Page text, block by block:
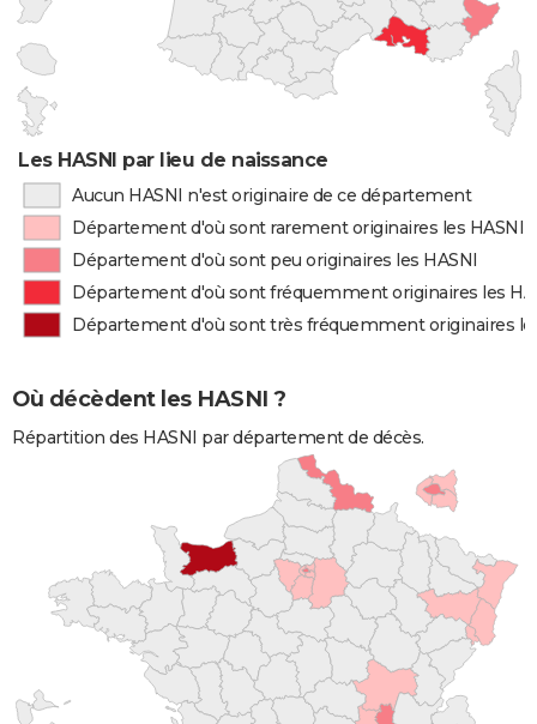
Les HASNI par lieu de naissance
Aucun HASNI n'est originaire de ce département
Département d'où sont rarement originaires les HASNI
Département d'où sont peu originaires les HASNI
Département d'où sont fréquemment originaires les
Département d'où sont très fréquemment originaires
Où décèdent les HASNI ?
Répartition des HASNI par département de décès.